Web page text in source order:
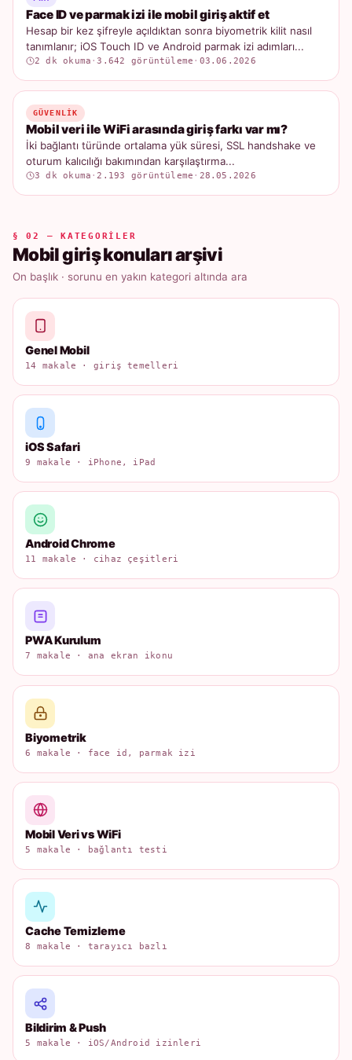
Face ID ve parmak izi ile mobil giriş aktif et
Hesap bir kez şifreyle açıldıktan sonra biyometrik kilit nasıl
tanımlanır; iOS Touch ID ve Android parmak izi adımları...
2 dk okuma ·3.642 görüntüleme · 03.06.2026
GÜVENLIK
Mobil veri ile WiFi arasında giriş farkı var mı?
İki bağlantı türünde ortalama yük süresi, SSL handshake ve
oturum kalıcılığı bakımından karşılaştırma...
3 dk okuma ·2.193 görüntüleme · 28.05.2026
§ 02 — KATEGORILER
Mobil giriş konuları arşivi
On başlık · sorunu en yakın kategori altında ara
Genel Mobil
14 makale · giriş temelleri
iOS Safari
9 makale · iPhone, iPad
Android Chrome
11 makale · cihaz çeşitleri
PWA Kurulum
7 makale · ana ekran ikonu
Biyometrik
6 makale · face id, parmak izi
Mobil Veri vs WiFi
5 makale · bağlantı testi
Cache Temizleme
8 makale · tarayıcı bazlı
Bildirim & Push
5 makale · iOS/Android izinleri